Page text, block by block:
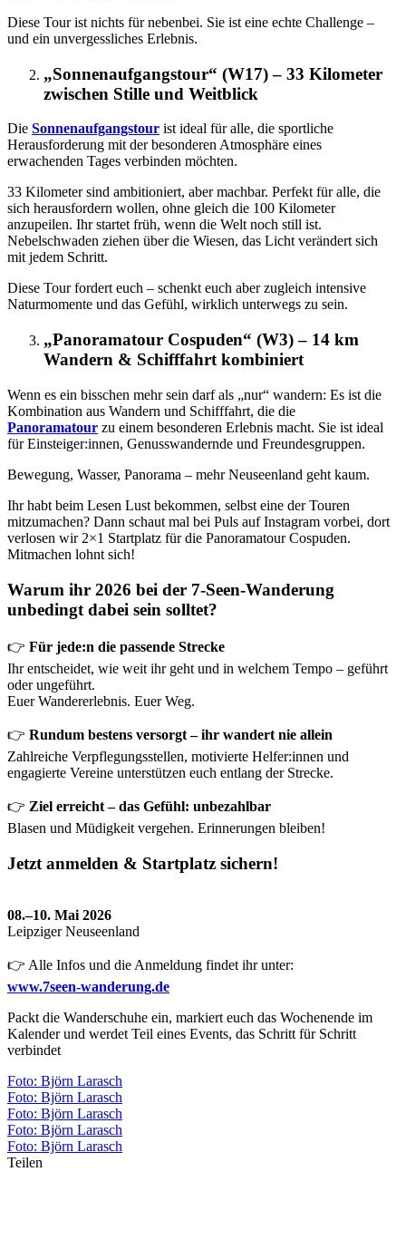
Diese Tour ist nichts für nebenbei. Sie ist eine echte Challenge –
und ein unvergessliches Erlebnis.
„Sonnenaufgangstour“ (W17) – 33 Kilometer
zwischen Stille und Weitblick
Die Sonnenaufgangstour ist ideal für alle, die sportliche
Herausforderung mit der besonderen Atmosphäre eines
erwachenden Tages verbinden möchten.
33 Kilometer sind ambitioniert, aber machbar. Perfekt für alle, die
sich herausfordern wollen, ohne gleich die 100 Kilometer
anzupeilen. Ihr startet früh, wenn die Welt noch still ist.
Nebelschwaden ziehen über die Wiesen, das Licht verändert sich
mit jedem Schritt.
Diese Tour fordert euch – schenkt euch aber zugleich intensive
Naturmomente und das Gefühl, wirklich unterwegs zu sein.
„Panoramatour Cospuden“ (W3) – 14 km
Wandern & Schifffahrt kombiniert
Wenn es ein bisschen mehr sein darf als „nur“ wandern: Es ist die
Kombination aus Wandern und Schifffahrt, die die
Panoramatour zu einem besonderen Erlebnis macht. Sie ist ideal
für Einsteiger:innen, Genusswandernde und Freundesgruppen.
Bewegung, Wasser, Panorama – mehr Neuseenland geht kaum.
Ihr habt beim Lesen Lust bekommen, selbst eine der Touren
mitzumachen? Dann schaut mal bei Puls auf Instagram vorbei, dort
verlosen wir 2×1 Startplatz für die Panoramatour Cospuden.
Mitmachen lohnt sich!
Warum ihr 2026 bei der 7-Seen-Wanderung
unbedingt dabei sein solltet?
👉 Für jede:n die passende Strecke
Ihr entscheidet, wie weit ihr geht und in welchem Tempo – geführt
oder ungeführt.
Euer Wandererlebnis. Euer Weg.
👉 Rundum bestens versorgt – ihr wandert nie allein
Zahlreiche Verpflegungsstellen, motivierte Helfer:innen und
engagierte Vereine unterstützen euch entlang der Strecke.
👉 Ziel erreicht – das Gefühl: unbezahlbar
Blasen und Müdigkeit vergehen. Erinnerungen bleiben!
Jetzt anmelden & Startplatz sichern!
08.–10. Mai 2026
Leipziger Neuseenland
👉 Alle Infos und die Anmeldung findet ihr unter:
www.7seen-wanderung.de
Packt die Wanderschuhe ein, markiert euch das Wochenende im
Kalender und werdet Teil eines Events, das Schritt für Schritt
verbindet
Foto: Björn Larasch
Foto: Björn Larasch
Foto: Björn Larasch
Foto: Björn Larasch
Foto: Björn Larasch
Teilen